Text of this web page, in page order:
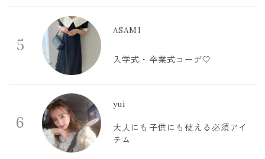
5
ASAMI
入学式・卒業式コーデ🤍
6
yui
大人にも子供にも使える必須アイ
テム